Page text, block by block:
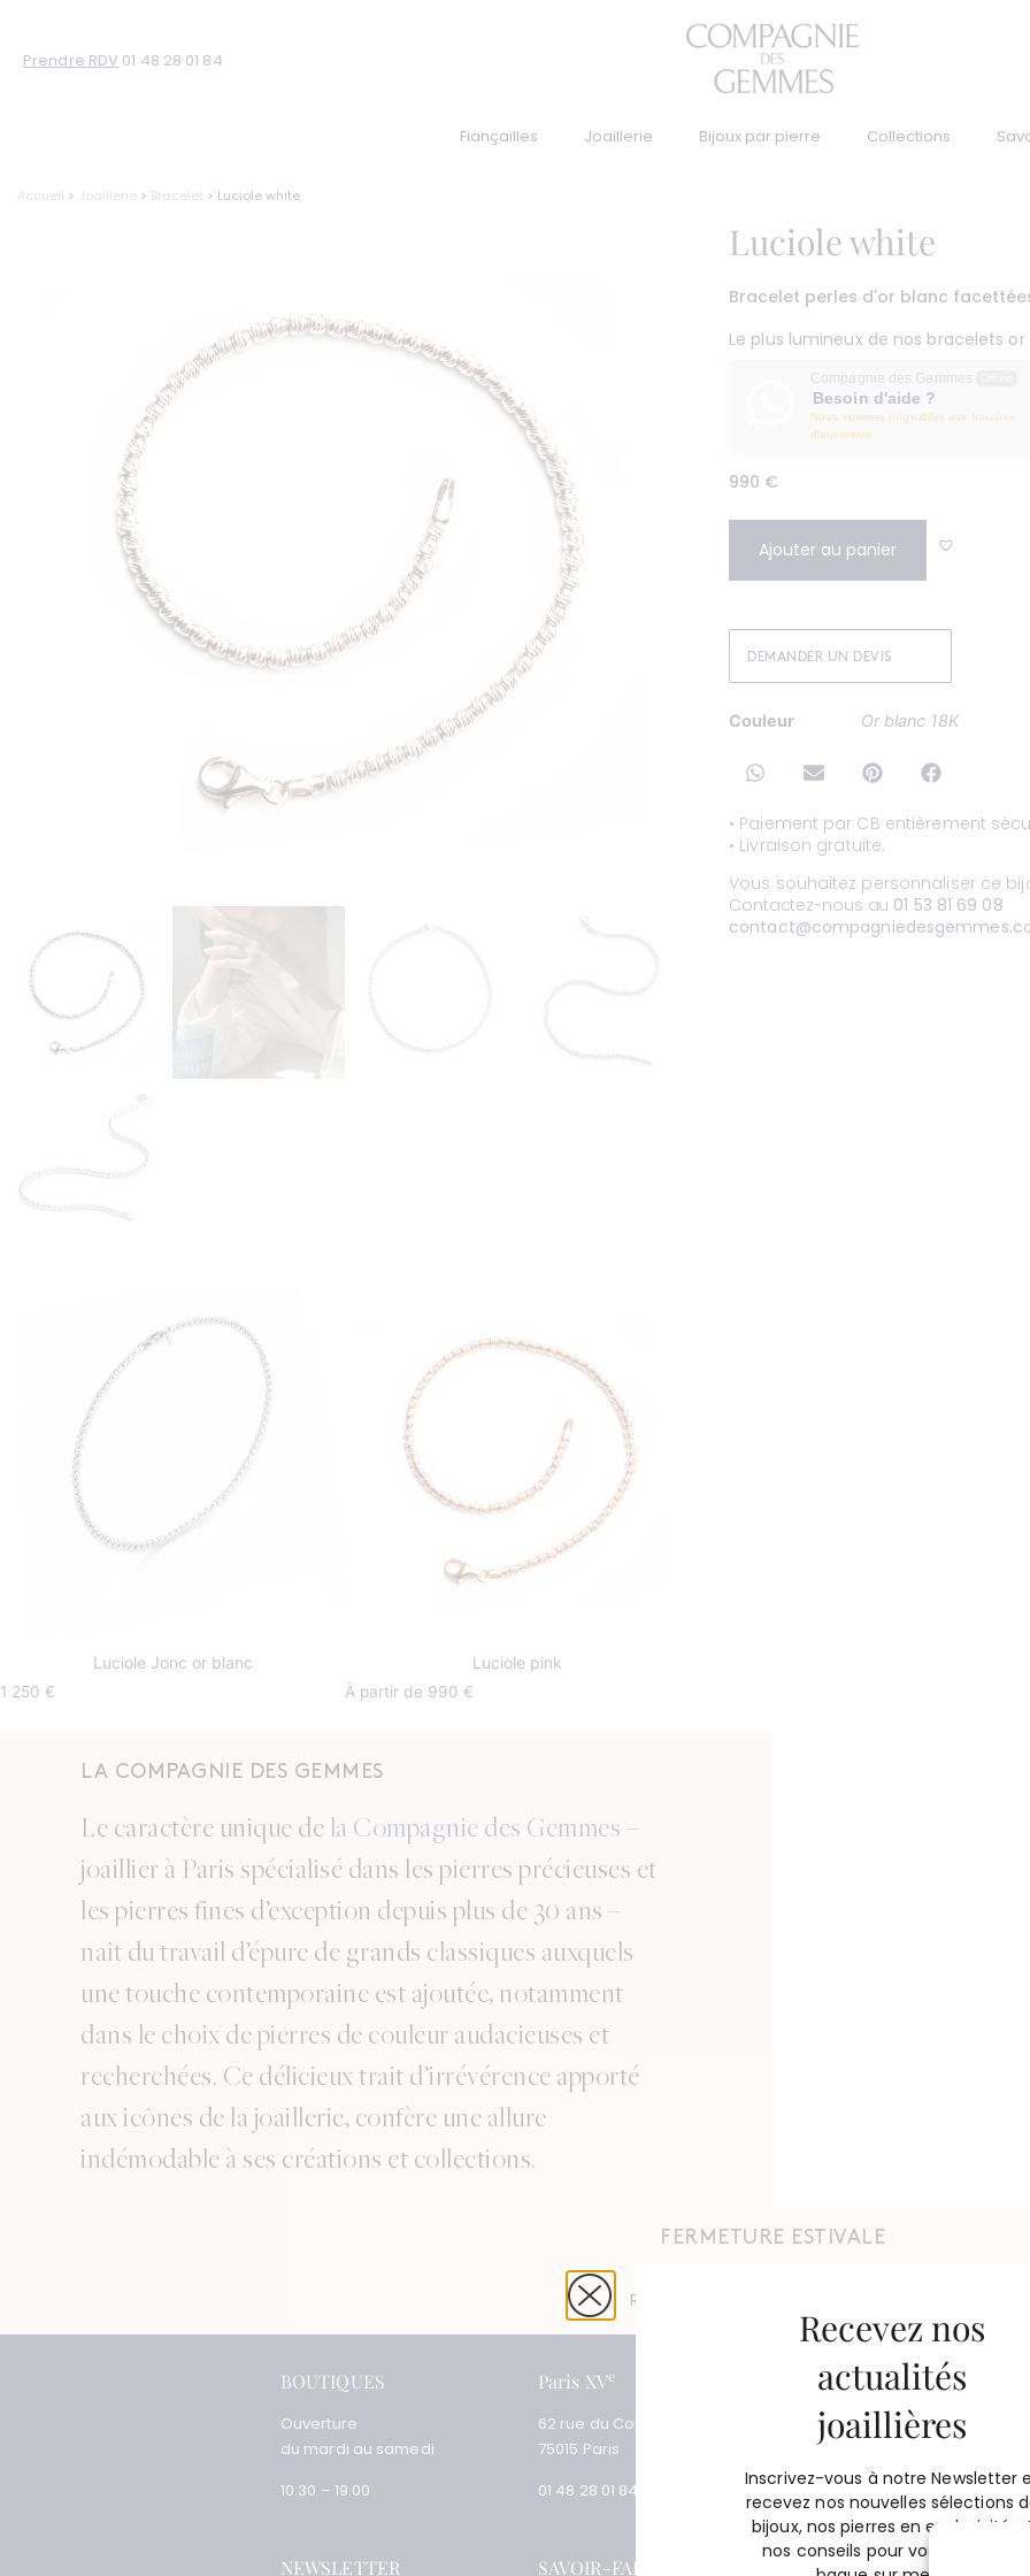
Prendre RDV 01 48 28 01 84
Fiançailles Joaillerie Bijoux par pierre Collections
Accueil > Joaillerie > Bracelet > Luciole white
Luciole white
Bracelet perles d'or blanc
Le plus lumineux de nos bracelets or
Compagnie des Gemmes
Besoin d'aide ?
Nous sommes joignables aux horaires
d'ouverture
990 €
Ajouter au panier
DEMANDER UN DEVIS
Couleur Or blanc 18K
• Paiement par CB entièrement
• Livraison gratuite.
Vous souhaitez personnaliser ce
Contactez-nous au 01 53 81 69 08
Luciole Jonc or blanc
1 250 €
Luciole pink
À partir de 990 €
LA COMPAGNIE DES GEMMES
Le caractère unique de la Compagnie des Gemmes –
joaillier à Paris spécialisé dans les pierres précieuses et
les pierres fines d’exception depuis plus de 30 ans –
naît du travail d’épure de grands classiques auxquels
une touche contemporaine est ajoutée, notamment
dans le choix de pierres de couleur audacieuses et
recherchées. Ce délicieux trait d’irrévérence apporté
aux icônes de la joaillerie, confère une allure
indémodable à ses créations et collections.
FERMETURE ESTIVALE
Réouverture le 1er septembre 2026
BOUTIQUES
Ouverture
du mardi au samedi
10.30 – 19.00
Paris XVe
62 rue du Commerce
75015 Paris
01 48 28 01 84
Paris XVIIe
3 place des Ternes
75017 Paris
01 53 81 69 08
NEWSLETTER SAVOIR-FAIRE SERVICES
Recevez nos
actualités
joaillières
Inscrivez-vous à notre Newsletter
recevez nos nouvelles sélections
bijoux, nos pierres en exclusivité et
nos conseils pour vos projets de